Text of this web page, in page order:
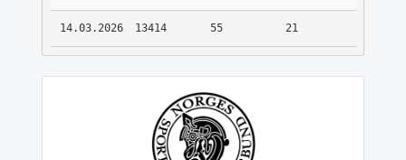
14.03.2026 13414 55 21